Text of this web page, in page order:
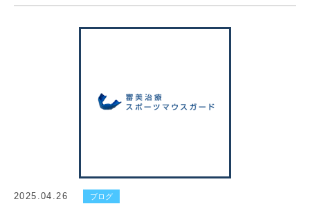
2025.04.26 ブログ